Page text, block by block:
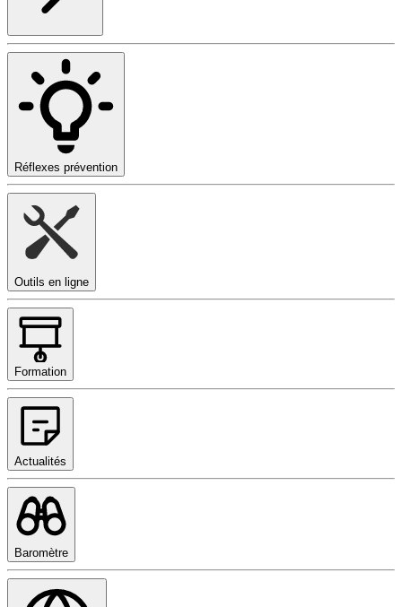
Réflexes prévention
Outils en ligne
Formation
Actualités
Baromètre